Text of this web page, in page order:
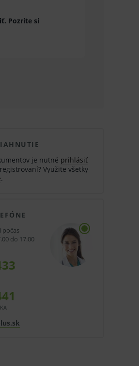
Pozrite si
je nutné prihlásiť
Využite všetky
.
počas
do 17.00